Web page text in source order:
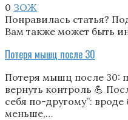
0 ЗОЖ
Понравилась статья?
Вам также может быть
Потеря мышц после 30
Потеря мышц после 30:
вернуть контроль 💪
себя по-другому”:
меньше,…